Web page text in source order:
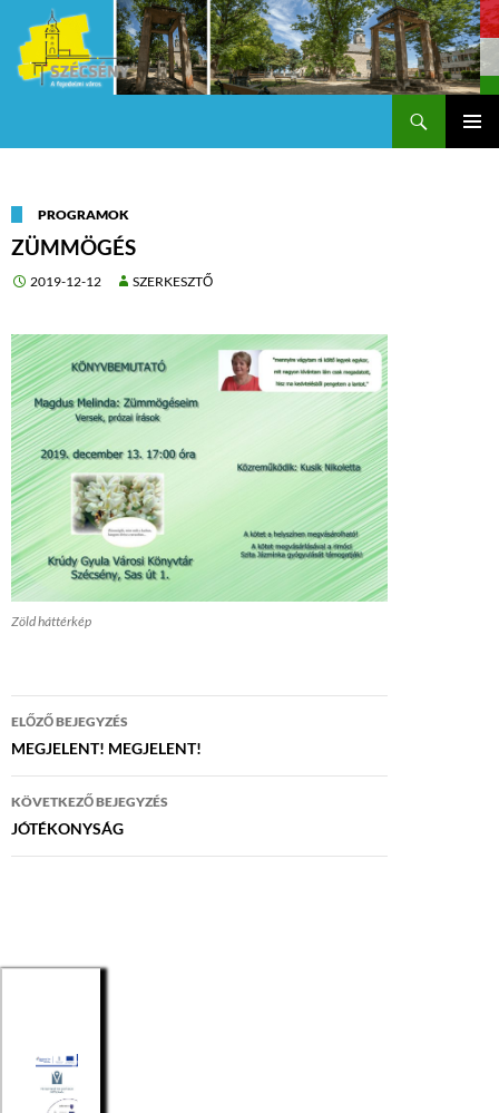
PROGRAMOK
ZÜMMÖGÉS
2019-12-12 SZERKESZTŐ
Zöld háttérkép
Bejegyzés
navigáció
ELŐZŐ BEJEGYZÉS
MEGJELENT! MEGJELENT!
KÖVETKEZŐ BEJEGYZÉS
JÓTÉKONYSÁG